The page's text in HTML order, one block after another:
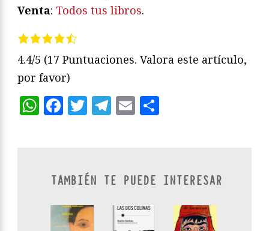
Venta: Todos tus libros.
4.4/5 (17 Puntuaciones. Valora este artículo,
por favor)
WhatsApp
Facebook
Twitter
Telegram
Email
TAMBIÉN TE PUEDE INTERESAR